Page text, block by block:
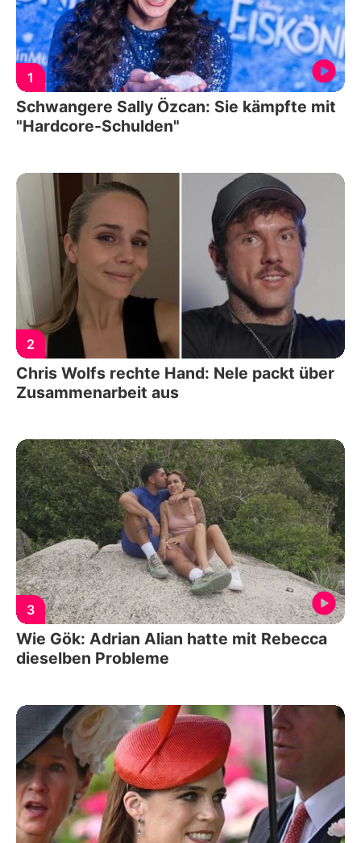
1
Schwangere Sally Özcan: Sie kämpfte mit
"Hardcore-Schulden"
2
Chris Wolfs rechte Hand: Nele packt über
Zusammenarbeit aus
3
Wie Gök: Adrian Alian hatte mit Rebecca
dieselben Probleme